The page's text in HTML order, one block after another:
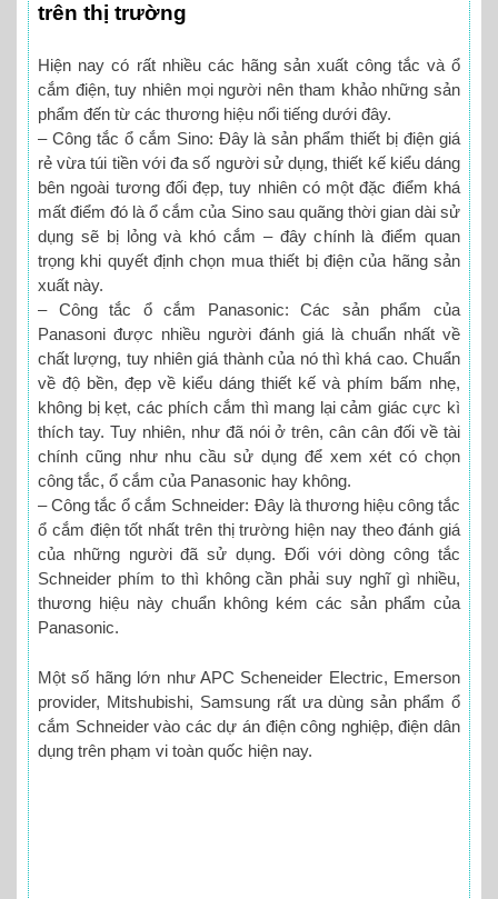
trên thị trường
Hiện nay có rất nhiều các hãng sản xuất công tắc và ổ
cắm điện, tuy nhiên mọi người nên tham khảo những sản
phẩm đến từ các thương hiệu nổi tiếng dưới đây.
– Công tắc ổ cắm Sino: Đây là sản phẩm thiết bị điện giá
rẻ vừa túi tiền với đa số người sử dụng, thiết kế kiểu dáng
bên ngoài tương đối đẹp, tuy nhiên có một đặc điểm khá
mất điểm đó là ổ cắm của Sino sau quãng thời gian dài sử
dụng sẽ bị lỏng và khó cắm – đây chính là điểm quan
trọng khi quyết định chọn mua thiết bị điện của hãng sản
xuất này.
– Công tắc ổ cắm Panasonic: Các sản phẩm của
Panasoni được nhiều người đánh giá là chuẩn nhất về
chất lượng, tuy nhiên giá thành của nó thì khá cao. Chuẩn
về độ bền, đẹp về kiểu dáng thiết kế và phím bấm nhẹ,
không bị kẹt, các phích cắm thì mang lại cảm giác cực kì
thích tay. Tuy nhiên, như đã nói ở trên, cân cân đối về tài
chính cũng như nhu cầu sử dụng để xem xét có chọn
công tắc, ổ cắm của Panasonic hay không.
– Công tắc ổ cắm Schneider: Đây là thương hiệu công tắc
ổ cắm điện tốt nhất trên thị trường hiện nay theo đánh giá
của những người đã sử dụng. Đối với dòng công tắc
Schneider phím to thì không cần phải suy nghĩ gì nhiều,
thương hiệu này chuẩn không kém các sản phẩm của
Panasonic.
Một số hãng lớn như APC Scheneider Electric, Emerson
provider, Mitshubishi, Samsung rất ưa dùng sản phẩm ổ
cắm Schneider vào các dự án điện công nghiệp, điện dân
dụng trên phạm vi toàn quốc hiện nay.